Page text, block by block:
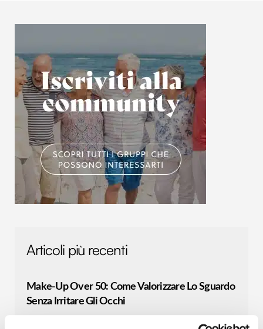
Articoli più recenti
Make-Up Over 50: Come Valorizzare Lo Sguardo
Senza Irritare Gli Occhi
Con il passare degli anni la zona perioculare